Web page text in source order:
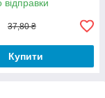
відправки
37,80 ₴
Купити